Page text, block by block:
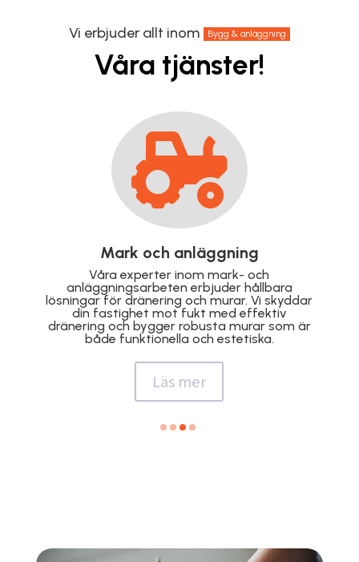
Vi erbjuder allt inom Bygg & anläggning
Våra tjänster!

Takrenovering
Förläng livslängden på ditt tak med vår
professionella takrenovering. Vi reparerar och
förnyar taket för att säkerställa hållbarhet,
skydd och ett snyggt resultat som håller
över tid.
Läs mer